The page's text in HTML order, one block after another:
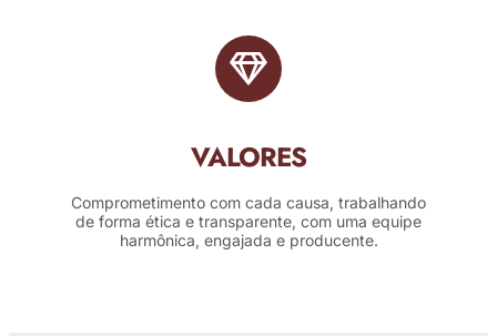
VALORES
Comprometimento com cada causa, trabalhando
de forma ética e transparente, com uma equipe
harmônica, engajada e producente.